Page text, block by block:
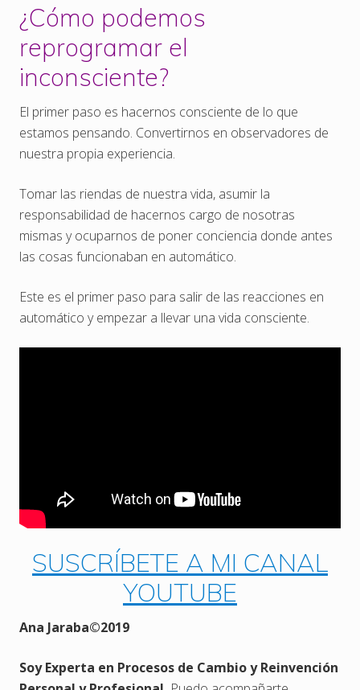
¿Cómo podemos
reprogramar el
inconsciente?
El primer paso es hacernos consciente de lo que
estamos pensando. Convertirnos en observadores de
nuestra propia experiencia.
Tomar las riendas de nuestra vida, asumir la
responsabilidad de hacernos cargo de nosotras
mismas y ocuparnos de poner conciencia donde antes
las cosas funcionaban en automático.
Este es el primer paso para salir de las reacciones en
automático y empezar a llevar una vida consciente.
SUSCRÍBETE A MI CANAL
YOUTUBE
Ana Jaraba©2019
Soy Experta en Procesos de Cambio y Reinvención